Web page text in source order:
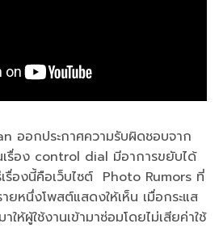
ออกประกาศความรับผิดชอบจาก
เรื่อง control dial มีอาการขยับได้
รื่องนี้คือเว็บไซต์ Photo Rumors ที่
ยหนึ่งโพสต์แสดงให้เห็น เมื่อกระแส
ห้ผู้ใช้งานเข้ามาซ่อมโดยไม่เสียค่าใช้